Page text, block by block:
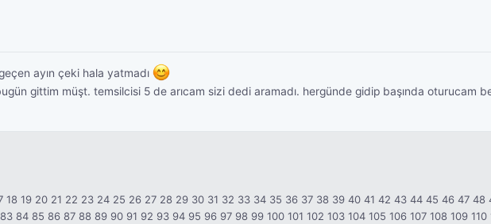
ayın çeki hala yatmadı
gittim müşt. temsilcisi 5 de arıcam sizi dedi aramadı. hergünde gidip başında oturucam
18 19 20 21 22 23 24 25 26 27 28 29 30 31 32 33 34 35 36 37 38 39 40 41 42 43 44 45 46 47 48
83 84 85 86 87 88 89 90 91 92 93 94 95 96 97 98 99 100 101 102 103 104 105 106 107 108 109 110